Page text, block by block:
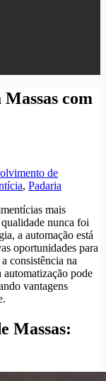
com
de
, Padaria
mais
nunca foi
a automação está
oportunidades para
consistência na
pode
vantagens
Massas: